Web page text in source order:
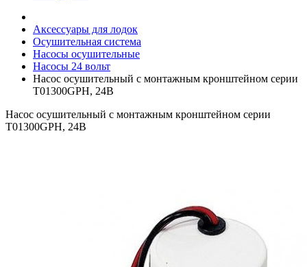
Аксессуары для лодок
Осушительная система
Насосы осушительные
Насосы 24 вольт
Насос осушительный с монтажным кронштейном серии
Т01300GPH, 24В
Насос осушительный с монтажным кронштейном серии
Т01300GPH, 24В